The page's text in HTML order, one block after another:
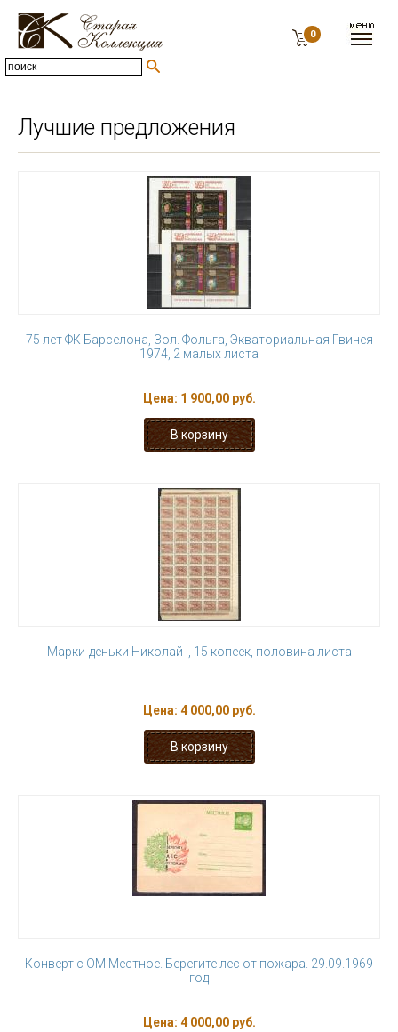
0
Лучшие предложения
75 лет ФК Барселона, Зол. Фольга, Экваториальная Гвинея
1974, 2 малых листа
Цена: 1 900,00 руб.
Марки-деньки Николай I, 15 копеек, половина листа
Цена: 4 000,00 руб.
Конверт с ОМ Местное. Берегите лес от пожара. 29.09.1969
год
Цена: 4 000,00 руб.